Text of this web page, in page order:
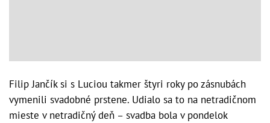
Filip Jančík si s Luciou takmer štyri roky po zásnubách
vymenili svadobné prstene. Udialo sa to na netradičnom
mieste v netradičný deň – svadba bola v pondelok